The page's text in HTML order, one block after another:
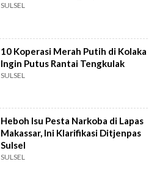
SULSEL
10 Koperasi Merah Putih di Kolaka
Ingin Putus Rantai Tengkulak
SULSEL
Heboh Isu Pesta Narkoba di Lapas
Makassar, Ini Klarifikasi Ditjenpas
Sulsel
SULSEL